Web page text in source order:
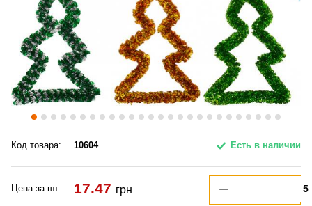
Код товара: 10604 Есть в наличии
Цена за шт: 17.47 грн